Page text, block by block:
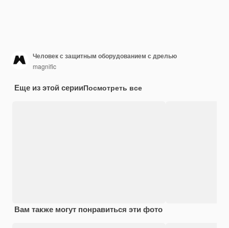
Человек с защитным оборудованием с дрелью
magnific
Еще из этой серииПосмотреть все
Вам также могут понравиться эти фото